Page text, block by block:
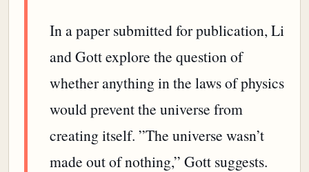
In a paper submitted for publication, Li
and Gott explore the question of
whether anything in the laws of physics
would prevent the universe from
creating itself. ”The universe wasn’t
made out of nothing,” Gott suggests.